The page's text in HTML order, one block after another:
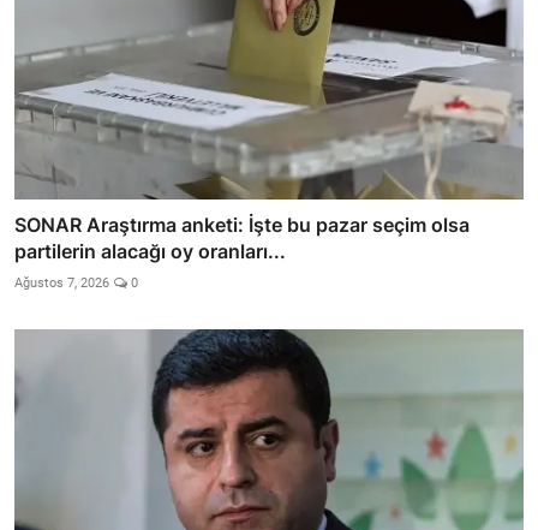
SONAR Araştırma anketi: İşte bu pazar seçim olsa
partilerin alacağı oy oranları...
Ağustos 7, 2026 0